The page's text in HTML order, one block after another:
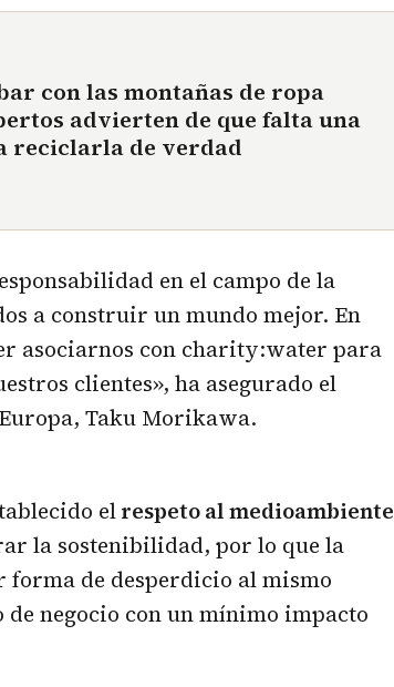
con las montañas de ropa
advierten de que falta una
reciclarla de verdad
en el campo de la
a construir un mundo mejor. En
asociarnos con charity:water para
clientes», ha asegurado el
Taku Morikawa.
elrespeto al medioambiente
la sostenibilidad, por lo que la
de desperdicio al mismo
negocio con un mínimo impacto